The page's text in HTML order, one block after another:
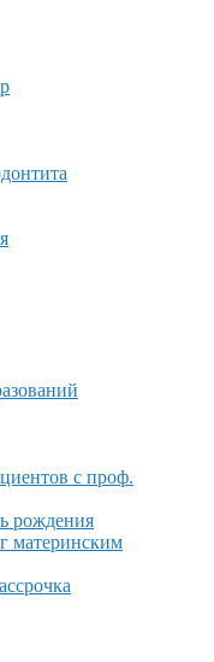
с проф.
рождения
материнским